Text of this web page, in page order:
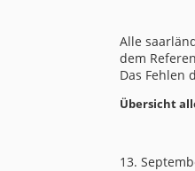
Alle
dem
Das Fehlen
Übersicht
13.